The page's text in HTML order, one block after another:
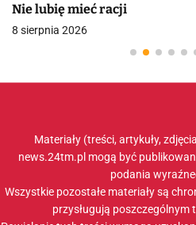
Nie lubię mieć racji
8 sierpnia 2026
Materiały (treści, artykuły,
news.24tm.pl mogą być
podania
Wszystkie pozostałe materiały są
przysługują